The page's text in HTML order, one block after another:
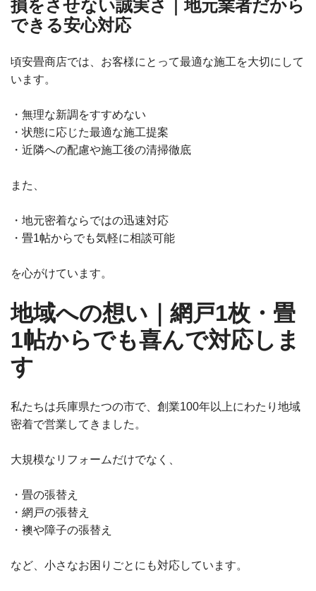
損をさせない誠実さ｜地元業者だから
できる安心対応
頃安畳商店では、お客様にとって最適な施工を大切にして
います。
・無理な新調をすすめない
・状態に応じた最適な施工提案
・近隣への配慮や施工後の清掃徹底
また、
・地元密着ならではの迅速対応
・畳1帖からでも気軽に相談可能
を心がけています。
地域への想い｜網戸1枚・畳
1帖からでも喜んで対応しま
す
私たちは兵庫県たつの市で、創業100年以上にわたり地域
密着で営業してきました。
大規模なリフォームだけでなく、
・畳の張替え
・網戸の張替え
・襖や障子の張替え
など、小さなお困りごとにも対応しています。